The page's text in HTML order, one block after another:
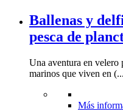
Ballenas y
pesca de
Una aventura en velero
marinos que viven en
Más